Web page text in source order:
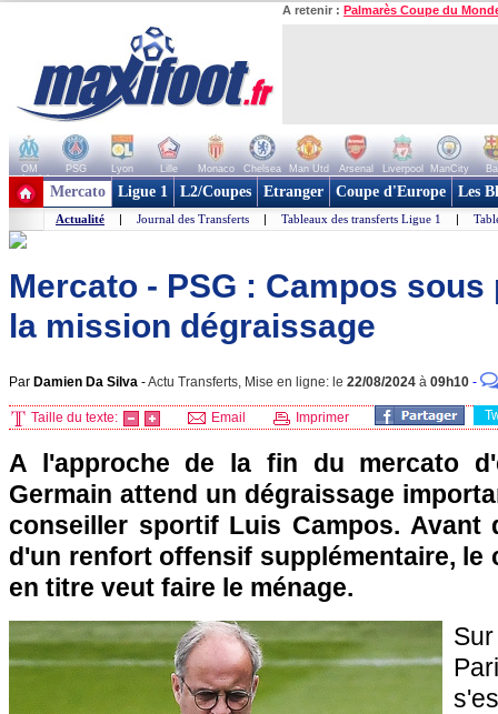
A retenir : Palmarès Coupe du
OM PSG Lyon Lille Monaco Chelsea Man Utd Arsenal Liverpool ManCity
+ de clubs
Mercato Ligue 1 L2/Coupes Etranger Coupe d'Europe Les
Actualité | Journal des Transferts | Tableaux des transferts Ligue 1 |
Mercato - PSG : Campos
la mission dégraissage
Par Damien Da Silva -Actu Transferts, Mise en ligne: le 22/08/2024 à 09h10 -
Taille du texte: Email Imprimer
A l'approche de la fin du mercato
Germain attend un dégraissage
conseiller sportif Luis Campos. Avant
d'un renfort offensif supplémentaire, le
en titre veut faire le ménage.